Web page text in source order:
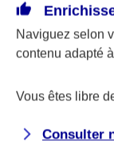
Naviguez selon
contenu adapté
Vous êtes libre
Consulter